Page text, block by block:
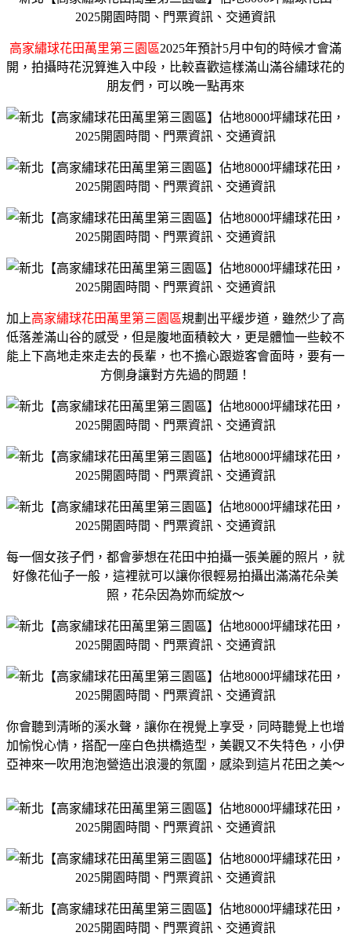
高家繡球花田萬里第三園區2025年預計5月中旬的時候才會滿
開，拍攝時花況算進入中段，比較喜歡這樣滿山滿谷繡球花的
朋友們，可以晚一點再來
加上高家繡球花田萬里第三園區規劃出平緩步道，雖然少了高
低落差滿山谷的感受，但是腹地面積較大，更是體恤一些較不
能上下高地走來走去的長輩，也不擔心跟遊客會面時，要有一
方側身讓對方先過的問題！
每一個女孩子們，都會夢想在花田中拍攝一張美麗的照片，就
好像花仙子一般，這裡就可以讓你很輕易拍攝出滿滿花朵美
照，花朵因為妳而綻放～
你會聽到清晰的溪水聲，讓你在視覺上享受，同時聽覺上也增
加愉悅心情，搭配一座白色拱橋造型，美觀又不失特色，小伊
亞神來一吹用泡泡營造出浪漫的氛圍，感染到這片花田之美～